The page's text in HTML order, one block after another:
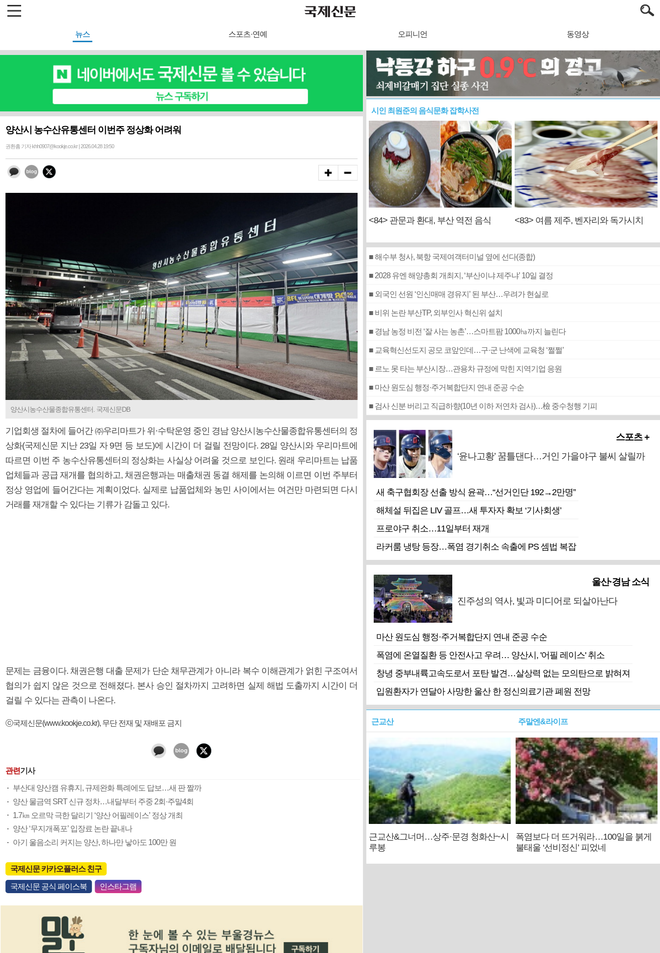
뉴스 스포츠·연예 오피니언 동영상
양산시 농수산유통센터 이번주 정상화 어려워
권환흠 기자 khh0907@kookje.co.kr | 2026.04.28 19:50
양산시농수산물종합유통센터. 국제신문DB
기업회생 절차에 들어간 ㈜우리마트가 위·수탁운영 중인 경남 양산시농수산물종합유통센터의 정
상화(국제신문 지난 23일 자 9면 등 보도)에 시간이 더 걸릴 전망이다. 28일 양산시와 우리마트에
따르면 이번 주 농수산유통센터의 정상화는 사실상 어려울 것으로 보인다. 원래 우리마트는 납품
업체들과 공급 재개를 협의하고, 채권은행과는 매출채권 동결 해제를 논의해 이르면 이번 주부터
정상 영업에 들어간다는 계획이었다. 실제로 납품업체와 농민 사이에서는 여건만 마련되면 다시
거래를 재개할 수 있다는 기류가 감돌고 있다.
문제는 금융이다. 채권은행 대출 문제가 단순 채무관계가 아니라 복수 이해관계가 얽힌 구조여서
협의가 쉽지 않은 것으로 전해졌다. 본사 승인 절차까지 고려하면 실제 해법 도출까지 시간이 더
걸릴 수 있다는 관측이 나온다.
ⓒ국제신문(www.kookje.co.kr), 무단 전재 및 재배포 금지
관련기사
부산대 양산캠 유휴지, 규제완화 특례에도 답보…새 판 짤까
양산 물금역 SRT 신규 정차…내달부터 주중 2회·주말4회
1.7㎞ 오르막 극한 달리기 ‘양산 어필레이스’ 정상 개최
양산 ‘무지개폭포’ 입장료 논란 끝내나
아기 울음소리 커지는 양산, 하나만 낳아도 100만 원
국제신문 카카오플러스 친구
국제신문 공식 페이스북 인스타그램
시인 최원준의 음식문화 잡학사전
<84> 관문과 환대, 부산 역전 음식 <83> 여름 제주, 벤자리와 독가시치
■ 해수부 청사, 북항 국제여객터미널 옆에 선다(종합)
■ 2028 유엔 해양총회 개최지, ‘부산이냐 제주냐’ 10일 결정
■ 외국인 선원 ‘인신매매 경유지’ 된 부산…우려가 현실로
■ 비위 논란 부산TP, 외부인사 혁신위 설치
■ 경남 농정 비전 ‘잘 사는 농촌’…스마트팜 1000㏊까지 늘린다
■ 교육혁신선도지 공모 코앞인데…구·군 난색에 교육청 ‘쩔쩔’
■ 르노 못 타는 부산시장…관용차 규정에 막힌 지역기업 응원
■ 마산 원도심 행정·주거복합단지 연내 준공 수순
■ 검사 신분 버리고 직급하향(10년 이하 저연차 검사)…檢 중수청행 기피
스포츠 +
‘윤나고황’ 꿈틀댄다…거인 가을야구 불씨 살릴까
새 축구협회장 선출 방식 윤곽…“선거인단 192→2만명”
해체설 뒤집은 LIV 골프…새 투자자 확보 ‘기사회생’
프로야구 취소…11일부터 재개
라커룸 냉탕 등장…폭염 경기취소 속출에 PS 셈법 복잡
울산·경남 소식
진주성의 역사, 빛과 미디어로 되살아난다
마산 원도심 행정·주거복합단지 연내 준공 수순
폭염에 온열질환 등 안전사고 우려… 양산시, '어필 레이스' 취소
창녕 중부내륙고속도로서 포탄 발견…살상력 없는 모의탄으로 밝혀져
입원환자가 연달아 사망한 울산 한 정신의료기관 폐원 전망
근교산
근교산&그너머…상주·문경 청화산~시
루봉
주말엔&라이프
폭염보다 더 뜨거워라…100일을 붉게
불태울 ‘선비정신’ 피었네